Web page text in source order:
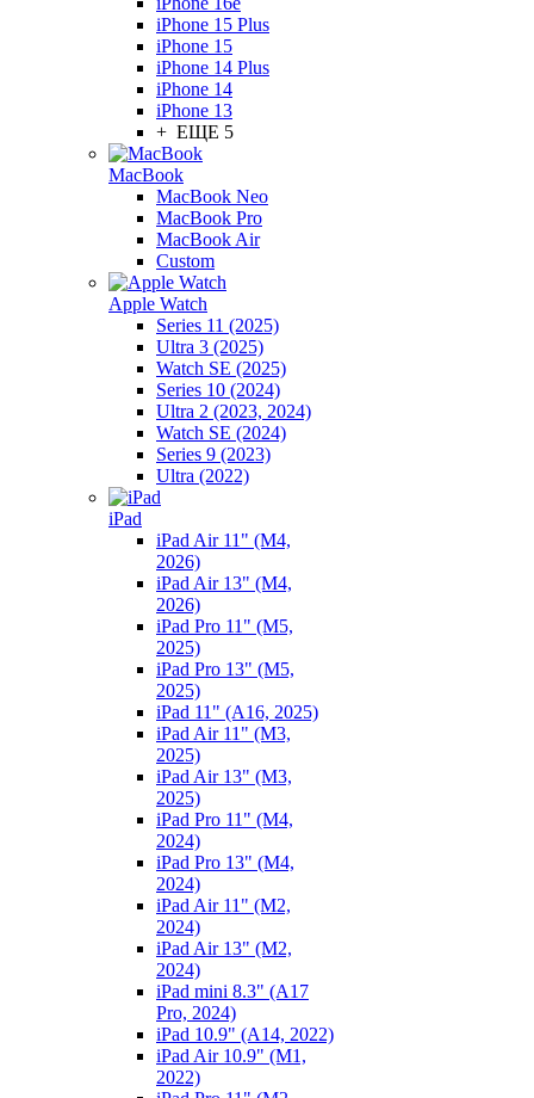
iPhone 15 Plus
iPhone 15
iPhone 14 Plus
iPhone 14
iPhone 13
+ ЕЩЕ 5
MacBook
MacBook Neo
MacBook Pro
MacBook Air
Custom
Apple Watch
Series 11 (2025)
Ultra 3 (2025)
Watch SE (2025)
Series 10 (2024)
Ultra 2 (2023, 2024)
Watch SE (2024)
Series 9 (2023)
Ultra (2022)
iPad
iPad Air 11" (M4,
2026)
iPad Air 13" (M4,
2026)
iPad Pro 11" (M5,
2025)
iPad Pro 13" (M5,
2025)
iPad 11" (A16, 2025)
iPad Air 11" (M3,
2025)
iPad Air 13" (M3,
2025)
iPad Pro 11" (M4,
2024)
iPad Pro 13" (M4,
2024)
iPad Air 11" (M2,
2024)
iPad Air 13" (M2,
2024)
iPad mini 8.3" (A17
Pro, 2024)
iPad 10.9" (A14, 2022)
iPad Air 10.9" (M1,
2022)